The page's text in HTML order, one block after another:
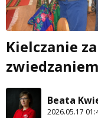
Kielczanie
zwiedzaniem
Beata
2026.05.17